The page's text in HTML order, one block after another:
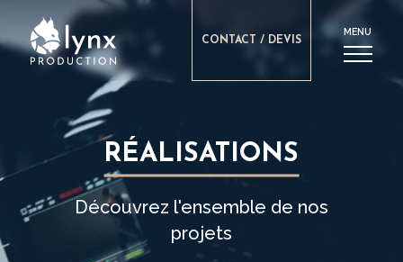
MENU
CONTACT / DEVIS
RÉALISATIONS
Découvrez l'ensemble de nos
projets